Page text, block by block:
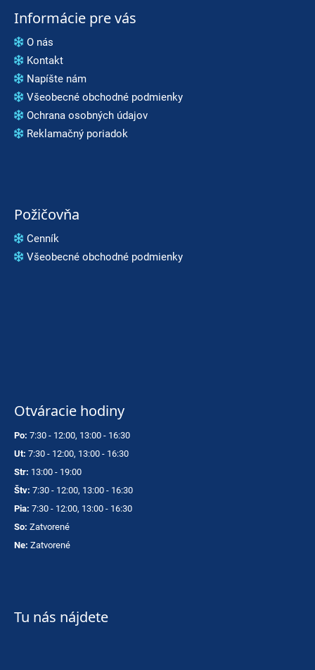
O
d
p
o
r
ú
č
a
RACETIGER
SL
12
WORLDCUP
369
Informácie pre vás
O nás
Kontakt
Napíšte nám
Všeobecné obchodné podmienky
Ochrana osobných údajov
Reklamačný poriadok
Požičovňa
Cenník
Všeobecné obchodné podmienky
Otváracie hodiny
Po: 7:30 - 12:00, 13:00 - 16:30
Ut: 7:30 - 12:00, 13:00 - 16:30
Str: 13:00 - 19:00
Štv: 7:30 - 12:00, 13:00 - 16:30
Pia: 7:30 - 12:00, 13:00 - 16:30
So: Zatvorené
Ne: Zatvorené
Tu nás nájdete